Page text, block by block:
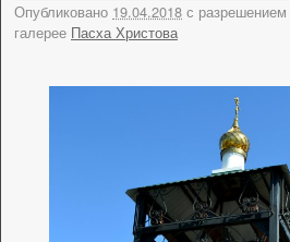
Опубликовано 19.04.2018 с разрешением
галерее Пасха Христова